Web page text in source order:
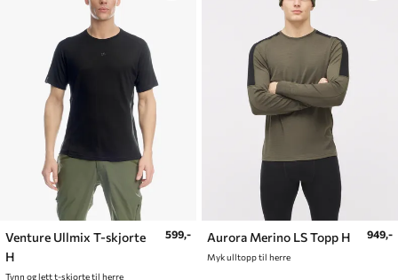
Venture Ullmix T-skjorte
H
Tynn og lett t-skjorte til herre
599,- Aurora Merino LS Topp H
Myk ulltopp til herre
949,-